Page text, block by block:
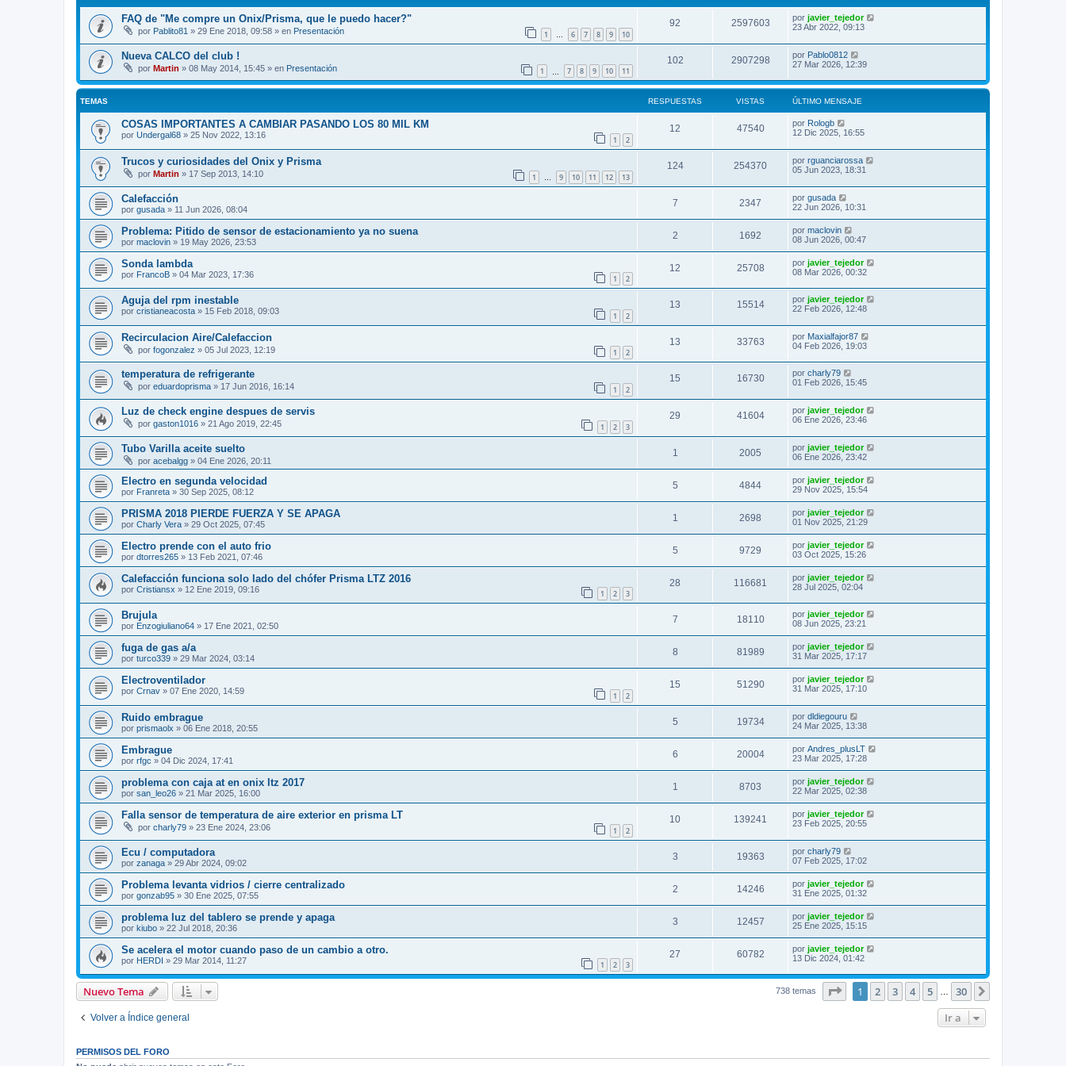
FAQ de "Me compre un Onix/Prisma, que le puedo hacer?"
por Pablito81 » 29 Ene 2018, 09:58 » en Presentación 1 … 6 7 8 9 10
92 2597603 por javier_tejedor
23 Abr 2022, 09:13
Nueva CALCO del club !
por Martin » 08 May 2014, 15:45 » en Presentación 1 7 8 9 10 11
102 2907298 por Pablo0812
27 Mar 2026, 12:39
TEMAS RESPUESTAS VISTAS ÚLTIMO MENSAJE
COSAS IMPORTANTES A CAMBIAR PASANDO LOS 80 MIL KM
por Undergal68 » 25 Nov 2022, 13:16 1 2
12 47540 por Rologb
12 Dic 2025, 16:55
Trucos y curiosidades del Onix y Prisma
por Martin » 17 Sep 2013, 14:10 1 … 9 10 11 12 13
124 254370 por rguanciarossa
05 Jun 2023, 18:31
Calefacción
por gusada » 11 Jun 2026, 08:04
7 2347 por gusada
22 Jun 2026, 10:31
Problema: Pitido de sensor de estacionamiento ya no suena
por maclovin » 19 May 2026, 23:53
2 1692 por maclovin
08 Jun 2026, 00:47
Sonda lambda
por FrancoB » 04 Mar 2023, 17:36 1 2
12 25708 por javier_tejedor
08 Mar 2026, 00:32
Aguja del rpm inestable
por cristianeacosta » 15 Feb 2018, 09:03 1 2
13 15514 por javier_tejedor
22 Feb 2026, 12:48
Recirculacion Aire/Calefaccion
por fogonzalez » 05 Jul 2023, 12:19 1 2
13 33763 por Maxialfajor87
04 Feb 2026, 19:03
temperatura de refrigerante
por eduardoprisma » 17 Jun 2016, 16:14 1 2
15 16730 por charly79
01 Feb 2026, 15:45
Luz de check engine despues de servis
por gaston1016 » 21 Ago 2019, 22:45 1 2 3
29 41604 por javier_tejedor
06 Ene 2026, 23:46
Tubo Varilla aceite suelto
por acebalgg » 04 Ene 2026, 20:11
1 2005 por javier_tejedor
06 Ene 2026, 23:42
Electro en segunda velocidad
por Franreta » 30 Sep 2025, 08:12
5 4844 por javier_tejedor
29 Nov 2025, 15:54
PRISMA 2018 PIERDE FUERZA Y SE APAGA
por Charly Vera » 29 Oct 2025, 07:45
1 2698 por javier_tejedor
01 Nov 2025, 21:29
Electro prende con el auto frio
por dtorres265 » 13 Feb 2021, 07:46
5 9729 por javier_tejedor
03 Oct 2025, 15:26
Calefacción funciona solo lado del chófer Prisma LTZ 2016
por Cristiansx » 12 Ene 2019, 09:16 1 2 3
28 116681 por javier_tejedor
28 Jul 2025, 02:04
Brujula
por Enzogiuliano64 » 17 Ene 2021, 02:50
7 18110 por javier_tejedor
08 Jun 2025, 23:21
fuga de gas a/a
por turco339 » 29 Mar 2024, 03:14
8 81989 por javier_tejedor
31 Mar 2025, 17:17
Electroventilador
por Crnav » 07 Ene 2020, 14:59 1 2
15 51290 por javier_tejedor
31 Mar 2025, 17:10
Ruido embrague
por prismaolx » 06 Ene 2018, 20:55
5 19734 por dldiegouru
24 Mar 2025, 13:38
Embrague
por rfgc » 04 Dic 2024, 17:41
6 20004 por Andres_plusLT
23 Mar 2025, 17:28
problema con caja at en onix ltz 2017
por san_leo26 » 21 Mar 2025, 16:00
1 8703 por javier_tejedor
22 Mar 2025, 02:38
Falla sensor de temperatura de aire exterior en prisma LT
por charly79 » 23 Ene 2024, 23:06 1 2
10 139241 por javier_tejedor
23 Feb 2025, 20:55
Ecu / computadora
por zanaga » 29 Abr 2024, 09:02
3 19363 por charly79
07 Feb 2025, 17:02
Problema levanta vidrios / cierre centralizado
por gonzab95 » 30 Ene 2025, 07:55
2 14246 por javier_tejedor
31 Ene 2025, 01:32
problema luz del tablero se prende y apaga
por kiubo » 22 Jul 2018, 20:36
3 12457 por javier_tejedor
25 Ene 2025, 15:15
Se acelera el motor cuando paso de un cambio a otro.
por HERDI » 29 Mar 2014, 11:27 1 2 3
27 60782 por javier_tejedor
13 Dic 2024, 01:42
Nuevo Tema 738 temas Página1 de 30
1 2 3 4 5 30
Volver a Índice general Ir a
PERMISOS DEL FORO